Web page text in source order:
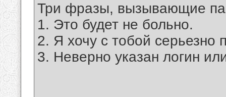
Три фразы, вызывающие
1. Это будет не больно.
2. Я хочу с тобой серьезно
3. Неверно указан логин